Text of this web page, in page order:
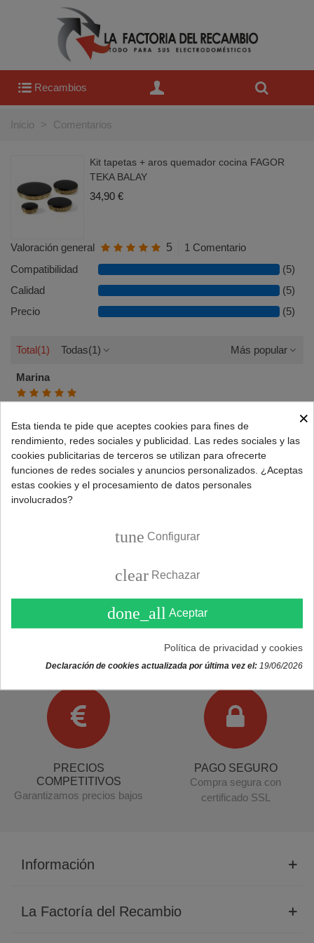
Recambios
Inicio > Comentarios
Kit tapetas + aros quemador cocina FAGOR
TEKA BALAY
34,90 €
Valoración general 5
1 Comentario
Compatibilidad
(5)
Calidad
(5)
Precio
(5)
Total(1) Todas(1) Más popular
Marina
Como los originales
Kit tapetas + aros
quemador cocina
FAGOR TEKA
BALAY
Reportar el abuso ¿Útil? 0
(Penínsular)
Garantía de devolución
PRECIOS
COMPETITIVOS
Garantizamos precios bajos
PAGO SEGURO
Compra segura con
certificado SSL
Información
La Factoría del Recambio
×
Esta tienda te pide que aceptes cookies para fines de
rendimiento, redes sociales y publicidad. Las redes sociales y las
cookies publicitarias de terceros se utilizan para ofrecerte
funciones de redes sociales y anuncios personalizados. ¿Aceptas
estas cookies y el procesamiento de datos personales
involucrados?
tune Configurar
clear Rechazar
done_all Aceptar
Política de privacidad y cookies
Declaración de cookies actualizada por última vez el: 19/06/2026